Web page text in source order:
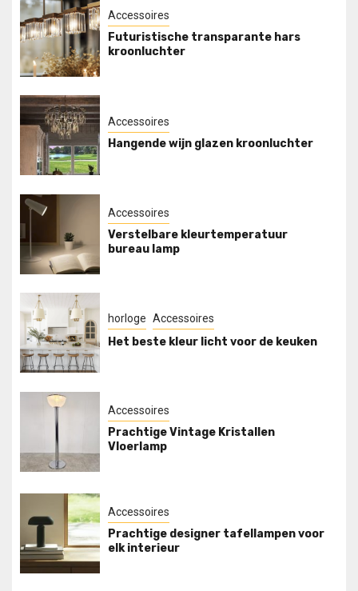
Accessoires
Futuristische transparante hars
kroonluchter
Accessoires
Hangende wijn glazen kroonluchter
Accessoires
Verstelbare kleurtemperatuur
bureau lamp
horloge Accessoires
Het beste kleur licht voor de keuken
Accessoires
Prachtige Vintage Kristallen
Vloerlamp
Accessoires
Prachtige designer tafellampen voor
elk interieur